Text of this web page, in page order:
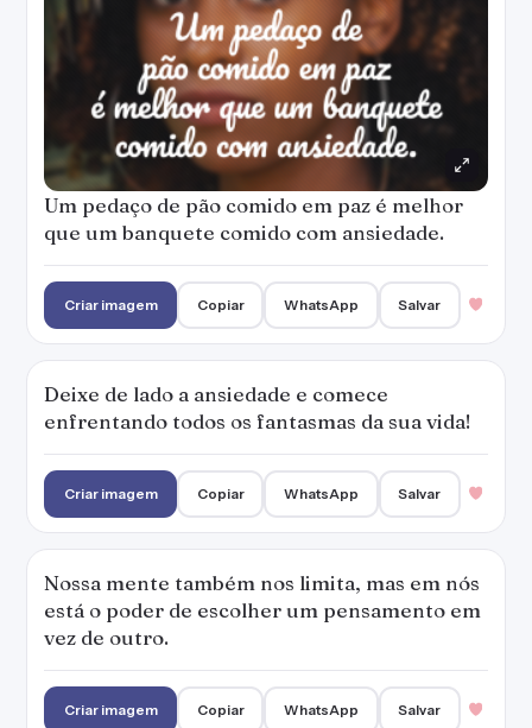
Um pedaço de pão comido em paz é melhor
que um banquete comido com ansiedade.
Criar imagem Copiar WhatsApp Salvar
Deixe de lado a ansiedade e comece
enfrentando todos os fantasmas da sua vida!
Criar imagem Copiar WhatsApp Salvar
Nossa mente também nos limita, mas em nós
está o poder de escolher um pensamento em
vez de outro.
Criar imagem Copiar WhatsApp Salvar